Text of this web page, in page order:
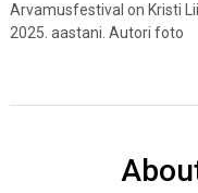
Arvamusfestival on Kristi
2025. aastani. Autori foto